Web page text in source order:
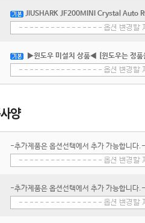
JIUSHARK JF200MINI Crystal Auto
▶윈도우 미설치 상품◀ [윈도우는 정
-추가제품은 옵션선택에서 추가 가능합니다.-
-추가제품은 옵션선택에서 추가 가능합니다.-